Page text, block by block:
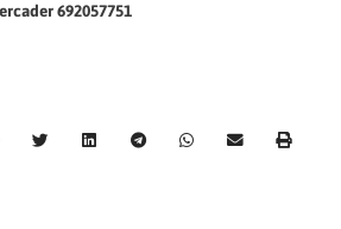
692057751